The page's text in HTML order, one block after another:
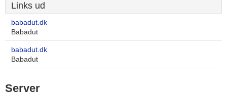
Links ud
babadut.dk
Babadut
babadut.dk
Babadut
Server